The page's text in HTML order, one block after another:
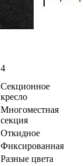
4
Секционное
кресло
Многоместная
секция
Откидное
Фиксированная
Разные цвета